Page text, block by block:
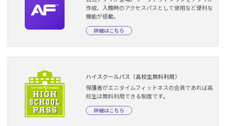
作成、入館時のアクセスパスとして使用など便利な
機能が搭載。
詳細はこちら
ハイスクールパス（高校生無料利用）
保護者がエニタイムフィットネスの会員であれば高
校生は無料利用できる制度です。
詳細はこちら